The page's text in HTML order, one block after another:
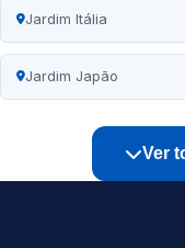
Jardim Itália
Jardim Japão
Ver